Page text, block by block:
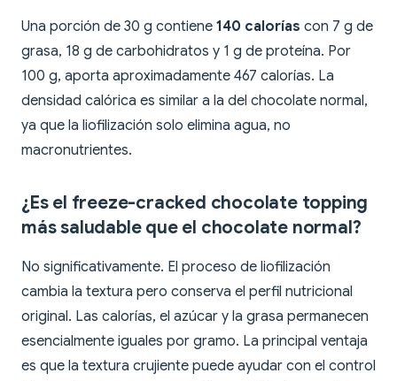
Una porción de 30 g contiene 140 calorías con 7 g de
grasa, 18 g de carbohidratos y 1 g de proteína. Por
100 g, aporta aproximadamente 467 calorías. La
densidad calórica es similar a la del chocolate normal,
ya que la liofilización solo elimina agua, no
macronutrientes.
¿Es el freeze-cracked chocolate topping
más saludable que el chocolate normal?
No significativamente. El proceso de liofilización
cambia la textura pero conserva el perfil nutricional
original. Las calorías, el azúcar y la grasa permanecen
esencialmente iguales por gramo. La principal ventaja
es que la textura crujiente puede ayudar con el control